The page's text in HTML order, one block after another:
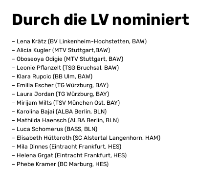
Durch die LV nominiert
– Lena Krätz (BV Linkenheim-Hochstetten, BAW)
– Alicia Kugler (MTV Stuttgart,BAW)
– Oboseoya Odigie (MTV Stuttgart, BAW)
– Leonie Pflanzelt (TSG Bruchsal, BAW)
– Klara Rupcic (BB Ulm, BAW)
– Emilia Escher (TG Würzburg, BAY)
– Laura Jordan (TG Würzburg, BAY)
– Mirijam Wilts (TSV München Ost, BAY)
– Karolina Bajai (ALBA Berlin, BLN)
– Mathilda Haensch (ALBA Berlin, BLN)
– Luca Schomerus (BASS, BLN)
– Elisabeth Hütteroth (SC Alstertal Langenhorn, HAM)
– Mila Dinnes (Eintracht Frankfurt, HES)
– Helena Grgat (Eintracht Frankfurt, HES)
– Phebe Kramer (BC Marburg, HES)